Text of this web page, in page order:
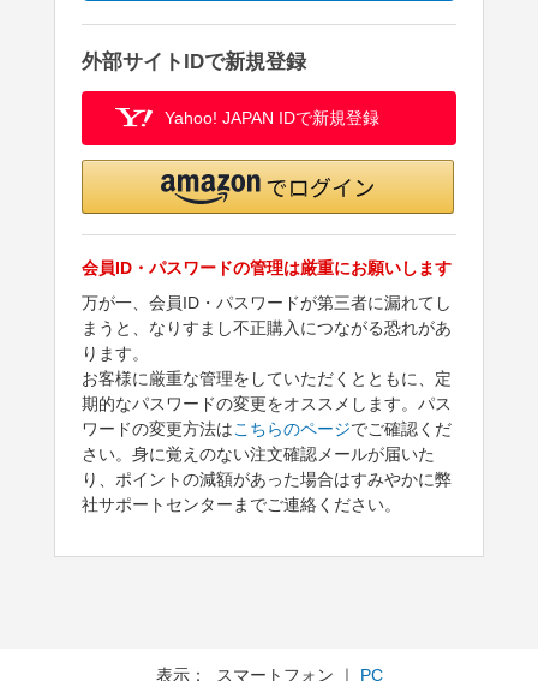
外部サイトIDで新規登録
Yahoo! JAPAN IDで新規登録
会員ID・パスワードの管理は厳重にお願いします
万が一、会員ID・パスワードが第三者に漏れてし
まうと、なりすまし不正購入につながる恐れがあ
ります。
お客様に厳重な管理をしていただくとともに、定
期的なパスワードの変更をオススメします。パス
ワードの変更方法はこちらのページでご確認くだ
さい。身に覚えのない注文確認メールが届いた
り、ポイントの減額があった場合はすみやかに弊
社サポートセンターまでご連絡ください。
表示： スマートフォン ｜ PC